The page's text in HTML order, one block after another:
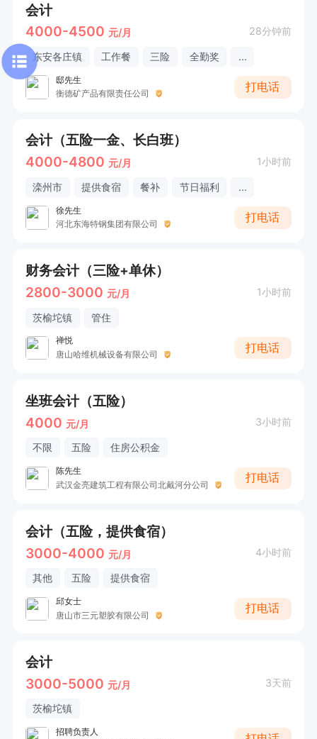
会计
4000-4500 元/月 28分钟前
东安各庄镇 工作餐 三险 全勤奖 ...
邸先生
衡德矿产品有限责任公司
打电话
会计（五险一金、长白班）
4000-4800 元/月 1小时前
滦州市 提供食宿 餐补 节日福利 ...
徐先生
河北东海特钢集团有限公司
打电话
财务会计（三险+单休）
2800-3000 元/月 1小时前
茨榆坨镇 管住
禅悦
唐山哈维机械设备有限公司
打电话
坐班会计（五险）
4000 元/月 3小时前
不限 五险 住房公积金
陈先生
武汉金亮建筑工程有限公司北戴河分公司
打电话
会计（五险，提供食宿）
3000-4000 元/月 4小时前
其他 五险 提供食宿
邱女士
唐山市三元塑胶有限公司
打电话
会计
3000-5000 元/月 3天前
茨榆坨镇
招聘负责人